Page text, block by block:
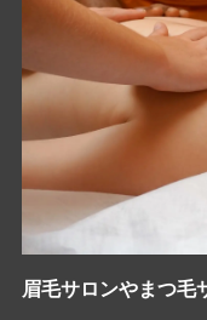
眉毛サロンやまつ毛